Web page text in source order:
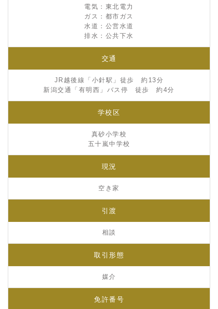
電気：東北電力
ガス：都市ガス
水道：公営水道
排水：公共下水
交通
JR越後線「小針駅」徒歩 約13分
新潟交通「有明西」バス停 徒歩 約4分
学校区
真砂小学校
五十嵐中学校
現況
空き家
引渡
相談
取引形態
媒介
免許番号